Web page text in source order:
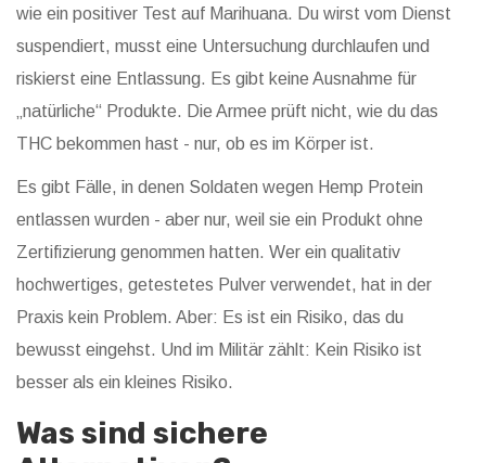
wie ein positiver Test auf Marihuana. Du wirst vom Dienst
suspendiert, musst eine Untersuchung durchlaufen und
riskierst eine Entlassung. Es gibt keine Ausnahme für
„natürliche“ Produkte. Die Armee prüft nicht, wie du das
THC bekommen hast - nur, ob es im Körper ist.
Es gibt Fälle, in denen Soldaten wegen Hemp Protein
entlassen wurden - aber nur, weil sie ein Produkt ohne
Zertifizierung genommen hatten. Wer ein qualitativ
hochwertiges, getestetes Pulver verwendet, hat in der
Praxis kein Problem. Aber: Es ist ein Risiko, das du
bewusst eingehst. Und im Militär zählt: Kein Risiko ist
besser als ein kleines Risiko.
Was sind sichere